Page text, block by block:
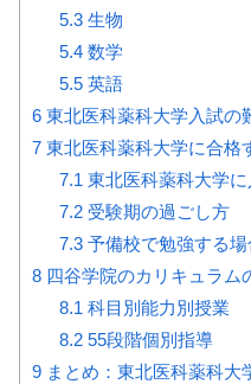
5.3生物
5.4数学
5.5英語
6 東北医科薬科大学入試の
7 東北医科薬科大学に合格
7.1 東北医科薬科大学
7.2受験期の過ごし方
7.3予備校で勉強する場
8 四谷学院のカリキュラム
8.1 科目別能力別授業
8.255段階個別指導
9 まとめ：東北医科薬科